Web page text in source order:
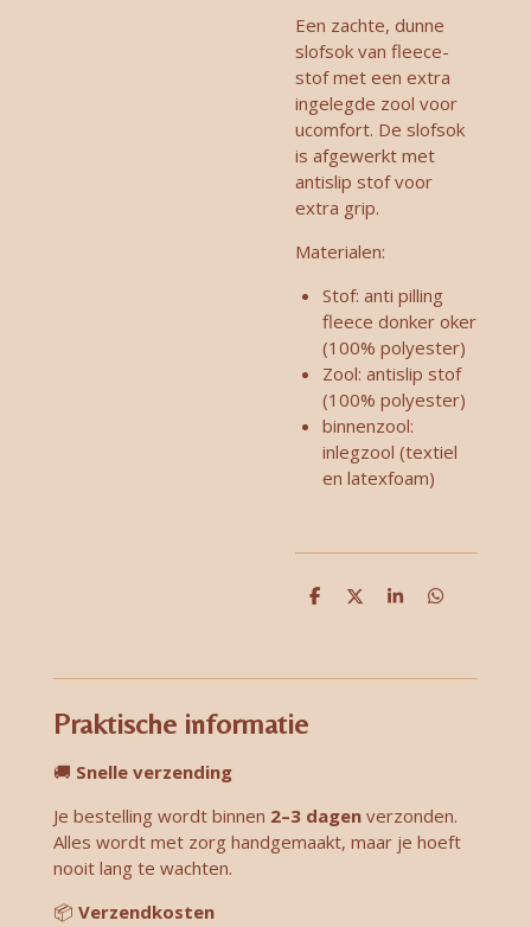
Een zachte, dunne
slofsok van fleece-
stof met een extra
ingelegde zool voor
ucomfort. De slofsok
is afgewerkt met
antislip stof voor
extra grip.
Materialen:
Stof: anti pilling
fleece donker oker
(100% polyester)
Zool: antislip stof
(100% polyester)
binnenzool:
inlegzool (textiel
en latexfoam)
D
n
D
S
e
D
n
Praktische informatie
🚚 Snelle verzending
Je bestelling wordt binnen 2–3 dagenverzonden.
Alles wordt met zorg handgemaakt, maar je hoeft
nooit lang te wachten.
📦 Verzendkosten